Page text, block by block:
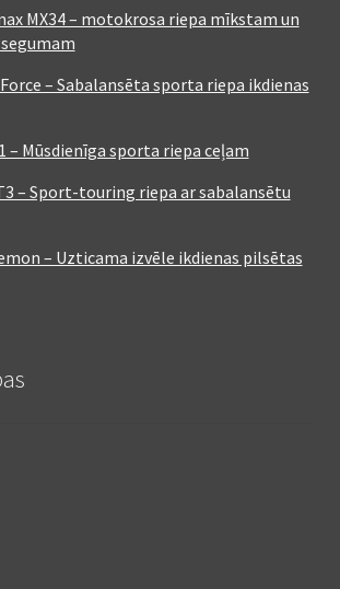
MX34 – motokrosa riepa mīkstam un
– Sabalansēta sporta riepa ikdienas
– Mūsdienīga sporta riepa ceļam
– Sport-touring riepa ar sabalansētu
– Uzticama izvēle ikdienas pilsētas